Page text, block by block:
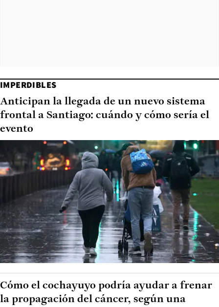
IMPERDIBLES
Anticipan la llegada de un nuevo sistema
frontal a Santiago: cuándo y cómo sería el
evento
Cómo el cochayuyo podría ayudar a frenar
la propagación del cáncer, según una